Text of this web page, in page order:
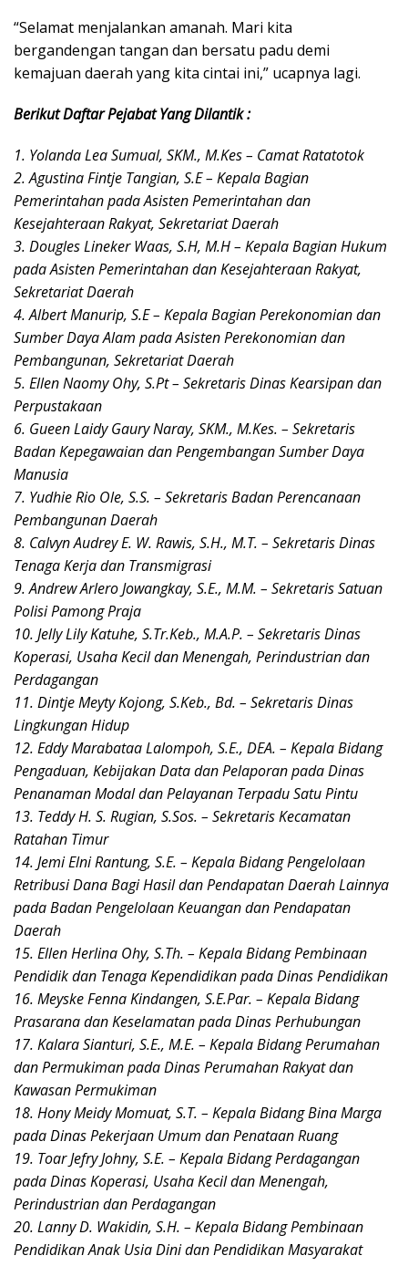
“Selamat menjalankan amanah. Mari kita
bergandengan tangan dan bersatu padu demi
kemajuan daerah yang kita cintai ini,” ucapnya lagi.
BerikutDaftarPejabat YangDilantik :
1. Yolanda Lea Sumual, SKM., M.Kes – Camat Ratatotok
2. Agustina Fintje Tangian, S.E – Kepala Bagian
Pemerintahan pada Asisten Pemerintahan dan
Kesejahteraan Rakyat, Sekretariat Daerah
3. Dougles Lineker Waas, S.H, M.H – Kepala Bagian Hukum
pada Asisten Pemerintahan dan Kesejahteraan Rakyat,
Sekretariat Daerah
4. Albert Manurip, S.E – Kepala Bagian Perekonomian dan
Sumber Daya Alam pada Asisten Perekonomian dan
Pembangunan, Sekretariat Daerah
5. Ellen Naomy Ohy, S.Pt – Sekretaris Dinas Kearsipan dan
Perpustakaan
6. Gueen Laidy Gaury Naray, SKM., M.Kes. – Sekretaris
Badan Kepegawaian dan Pengembangan Sumber Daya
Manusia
7. Yudhie Rio Ole, S.S. – Sekretaris Badan Perencanaan
Pembangunan Daerah
8. Calvyn Audrey E. W. Rawis, S.H., M.T. – Sekretaris Dinas
Tenaga Kerja dan Transmigrasi
9. Andrew Arlero Jowangkay, S.E., M.M. – Sekretaris Satuan
Polisi Pamong Praja
10. Jelly Lily Katuhe, S.Tr.Keb., M.A.P. – Sekretaris Dinas
Koperasi, Usaha Kecil dan Menengah, Perindustrian dan
Perdagangan
11. Dintje Meyty Kojong, S.Keb., Bd. – Sekretaris Dinas
Lingkungan Hidup
12. Eddy Marabataa Lalompoh, S.E., DEA. – Kepala Bidang
Pengaduan, Kebijakan Data dan Pelaporan pada Dinas
Penanaman Modal dan Pelayanan Terpadu Satu Pintu
13. Teddy H. S. Rugian, S.Sos. – Sekretaris Kecamatan
Ratahan Timur
14. Jemi Elni Rantung, S.E. – Kepala Bidang Pengelolaan
Retribusi Dana Bagi Hasil dan Pendapatan Daerah Lainnya
pada Badan Pengelolaan Keuangan dan Pendapatan
Daerah
15. Ellen Herlina Ohy, S.Th. – Kepala Bidang Pembinaan
Pendidik dan Tenaga Kependidikan pada Dinas Pendidikan
16. Meyske Fenna Kindangen, S.E.Par. – Kepala Bidang
Prasarana dan Keselamatan pada Dinas Perhubungan
17. Kalara Sianturi, S.E., M.E. – Kepala Bidang Perumahan
dan Permukiman pada Dinas Perumahan Rakyat dan
Kawasan Permukiman
18. Hony Meidy Momuat, S.T. – Kepala Bidang Bina Marga
pada Dinas Pekerjaan Umum dan Penataan Ruang
19. Toar Jefry Johny, S.E. – Kepala Bidang Perdagangan
pada Dinas Koperasi, Usaha Kecil dan Menengah,
Perindustrian dan Perdagangan
20. Lanny D. Wakidin, S.H. – Kepala Bidang Pembinaan
Pendidikan Anak Usia Dini dan Pendidikan Masyarakat